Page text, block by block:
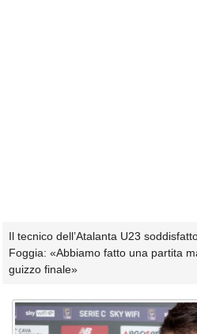
Il tecnico dell’Atalanta U23
Foggia: «Abbiamo fatto una partita
guizzo finale»